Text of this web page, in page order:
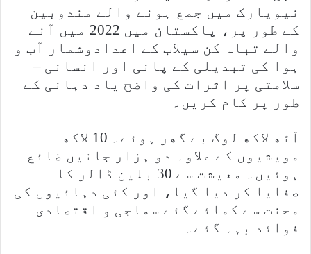
نیویارک میں جمع ہونے والے مندوبین
کے طور پر، پاکستان میں 2022 میں آنے
والے تباہ کن سیلاب کے اعدادوشمار آب و
ہوا کی تبدیلی کے پانی اور انسانی –
سلامتی پر اثرات کی واضح یاد دہانی کے
طور پر کام کریں۔
آٹھ لاکھ لوگ بے گھر ہوئے۔ 10 لاکھ
مویشیوں کے علاوہ دو ہزار جانیں ضائع
ہوئیں۔ معیشت سے 30 بلین ڈالر کا
صفایا کر دیا گیا، اور کئی دہائیوں کی
محنت سے کمائے گئے سماجی و اقتصادی
فوائد بہہ گئے۔